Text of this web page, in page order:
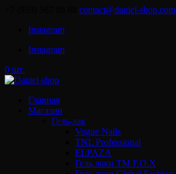
contact@daniel-shop.com
Instagram
Instagram
0 шт.
Главная
Магазин
Гель-лак
Vogue Nails
TNL Professional
ELPAZA
Гель лаки ТМ F.O.X